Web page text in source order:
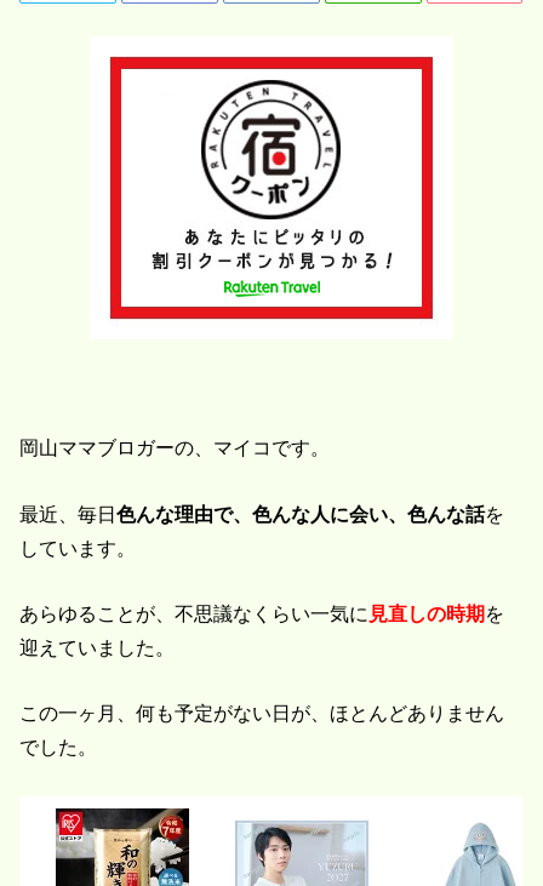
岡山ママブロガーの、マイコです。
最近、毎日色んな理由で、色んな人に会い、色んな話を
しています。
あらゆることが、不思議なくらい一気に 見直しの時期を
迎えていました。
この一ヶ月、何も予定がない日が、ほとんどありません
でした。